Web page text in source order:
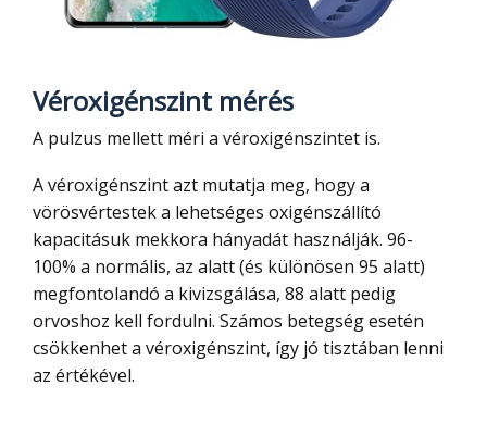
Véroxigénszint mérés
A pulzus mellett méri a véroxigénszintet is.
A véroxigénszint azt mutatja meg, hogy a
vörösvértestek a lehetséges oxigénszállító
kapacitásuk mekkora hányadát használják. 96-
100% a normális, az alatt (és különösen 95 alatt)
megfontolandó a kivizsgálása, 88 alatt pedig
orvoshoz kell fordulni. Számos betegség esetén
csökkenhet a véroxigénszint, így jó tisztában lenni
az értékével.